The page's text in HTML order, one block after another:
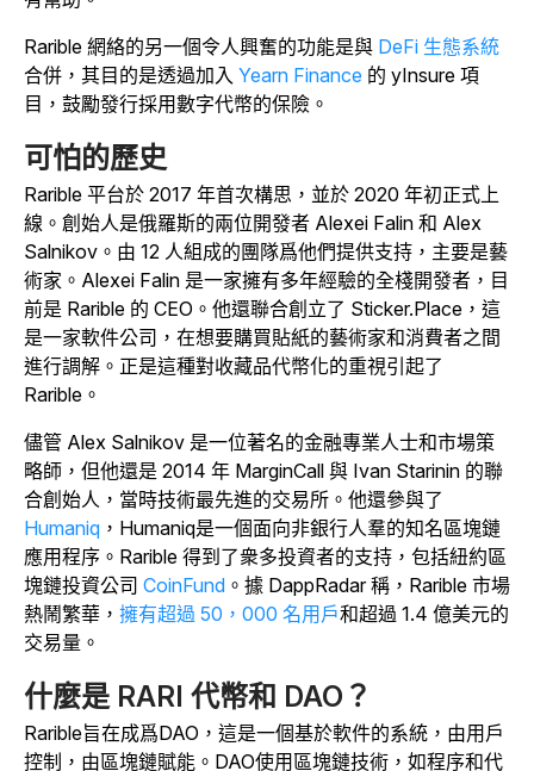
Rarible 網絡的另一個令人興奮的功能是與 DeFi 生態系統
合併，其目的是透過加入 Yearn Finance 的 yInsure 項
目，鼓勵發行採用數字代幣的保險。
可怕的歷史
Rarible 平台於 2017 年首次構思，並於 2020 年初正式上
線。創始人是俄羅斯的兩位開發者 Alexei Falin 和 Alex
Salnikov。由 12 人組成的團隊爲他們提供支持，主要是藝
術家。Alexei Falin 是一家擁有多年經驗的全棧開發者，目
前是 Rarible 的 CEO。他還聯合創立了 Sticker.Place，這
是一家軟件公司，在想要購買貼紙的藝術家和消費者之間
進行調解。正是這種對收藏品代幣化的重視引起了
Rarible。
儘管 Alex Salnikov 是一位著名的金融專業人士和市場策
略師，但他還是 2014 年 MarginCall 與 Ivan Starinin 的聯
合創始人，當時技術最先進的交易所。他還參與了
Humaniq ，Humaniq是一個面向非銀行人羣的知名區塊鏈
應用程序。Rarible 得到了衆多投資者的支持，包括紐約區
塊鏈投資公司 CoinFund 。據 DappRadar 稱，Rarible 市場
熱鬧繁華， 擁有超過 50，000 名用戶和超過 1.4 億美元的
交易量。
什麼是 RARI 代幣和 DAO？
Rarible旨在成爲DAO，這是一個基於軟件的系統，由用戶
控制，由區塊鏈賦能。DAO使用區塊鏈技術，如程序和代